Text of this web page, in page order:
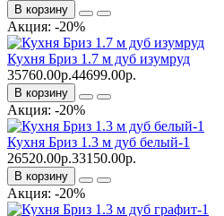
В корзину
Акция: -20%
Кухня Бриз 1.7 м дуб изумруд
35760.00р.44699.00р.
В корзину
Акция: -20%
Кухня Бриз 1.3 м дуб белый-1
26520.00р.33150.00р.
В корзину
Акция: -20%